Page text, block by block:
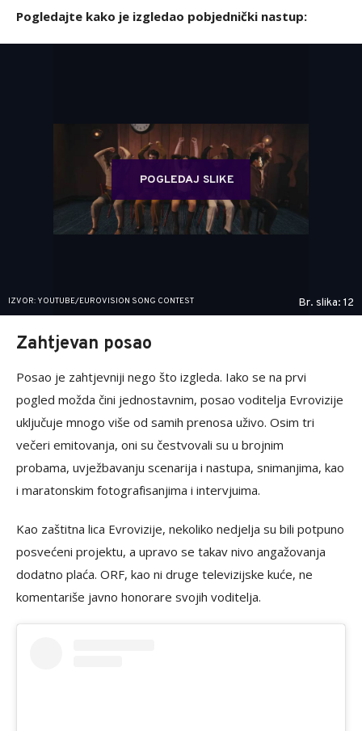
Pogledajte kako je izgledao pobjednički nastup:
POGLEDAJ SLIKE
IZVOR: YOUTUBE/EUROVISION SONG CONTEST Br. slika: 12
Zahtjevan posao
Posao je zahtjevniji nego što izgleda. Iako se na prvi
pogled možda čini jednostavnim, posao voditelja Evrovizije
uključuje mnogo više od samih prenosa uživo. Osim tri
večeri emitovanja, oni su čestvovali su u brojnim
probama, uvježbavanju scenarija i nastupa, snimanjima, kao
i maratonskim fotografisanjima i intervjuima.
Kao zaštitna lica Evrovizije, nekoliko nedjelja su bili potpuno
posvećeni projektu, a upravo se takav nivo angažovanja
dodatno plaća. ORF, kao ni druge televizijske kuće, ne
komentariše javno honorare svojih voditelja.